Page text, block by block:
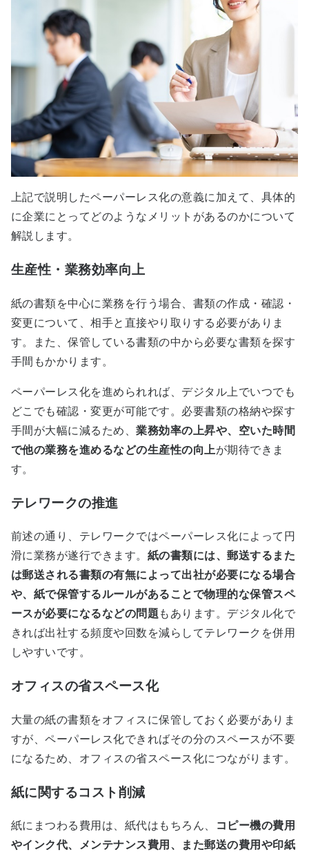
上記で説明したペーパーレス化の意義に加えて、具体的
に企業にとってどのようなメリットがあるのかについて
解説します。
生産性・業務効率向上
紙の書類を中心に業務を行う場合、書類の作成・確認・
変更について、相手と直接やり取りする必要がありま
す。また、保管している書類の中から必要な書類を探す
手間もかかります。
ペーパーレス化を進められれば、デジタル上でいつでも
どこでも確認・変更が可能です。必要書類の格納や探す
手間が大幅に減るため、業務効率の上昇や、空いた時間
で他の業務を進めるなどの生産性の向上が期待できま
す。
テレワークの推進
前述の通り、テレワークではペーパーレス化によって円
滑に業務が遂行できます。 紙の書類には、郵送するまた
は郵送される書類の有無によって出社が必要になる場合
や、紙で保管するルールがあることで物理的な保管スペ
ースが必要になるなどの問題 もあります。デジタル化で
きれば出社する頻度や回数を減らしてテレワークを併用
しやすいです。
オフィスの省スペース化
大量の紙の書類をオフィスに保管しておく必要がありま
すが、ペーパーレス化できればその分のスペースが不要
になるため、オフィスの省スペース化につながります。
紙に関するコスト削減
紙にまつわる費用は、紙代はもちろん、
コピー機の費用
やインク代、メンテナンス費用、また郵送の費用や印紙